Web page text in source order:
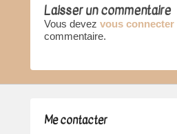
Laisser un commentaire
Vous devez vous connecter
commentaire.
Me contacter